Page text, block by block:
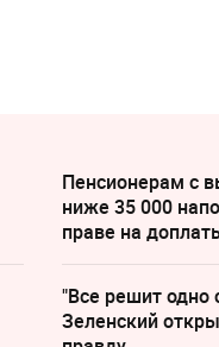
Пенсионерам с
ниже 35 000
праве на
"Все решит одно
Зеленский